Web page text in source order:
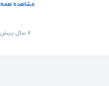
مشاهده همه
۷ سال پیش